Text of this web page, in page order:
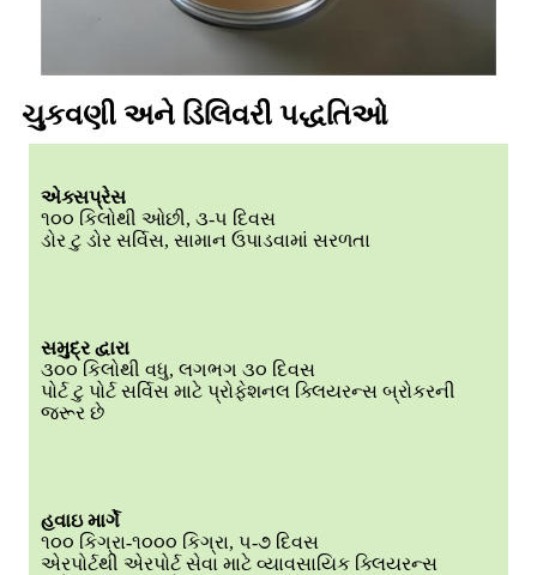
ચુકવણી અને ડિલિવરી પદ્ધતિઓ
એક્સપ્રેસ
૧૦૦ કિલોથી ઓછી, ૩-૫ દિવસ
ડોર ટુ ડોર સર્વિસ, સામાન ઉપાડવામાં સરળતા
સમુદ્ર દ્વારા
૩૦૦ કિલોથી વધુ, લગભગ ૩૦ દિવસ
પોર્ટ ટુ પોર્ટ સર્વિસ માટે પ્રોફેશનલ ક્લિયરન્સ બ્રોકરની
જરૂર છે
હવાઇ માર્ગે
૧૦૦ કિગ્રા-૧૦૦૦ કિગ્રા, ૫-૭ દિવસ
એરપોર્ટથી એરપોર્ટ સેવા માટે વ્યાવસાયિક ક્લિયરન્સ